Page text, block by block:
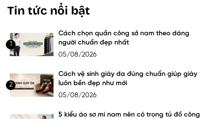
Tin tức nổi bật
1
Cách chọn quần công sở nam theo dáng
người chuẩn đẹp nhất
05/08/2026
2
Cách vệ sinh giày da đúng chuẩn giúp giày
luôn bền đẹp như mới
05/08/2026
5 kiểu áo sơ mi nam nên có trong tủ đồ công